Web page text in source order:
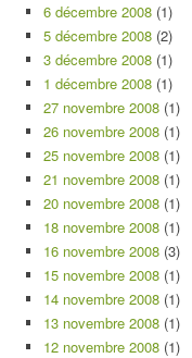
6 décembre 2008 (1)
5 décembre 2008 (2)
3 décembre 2008 (1)
1 décembre 2008 (1)
27 novembre 2008 (1)
26 novembre 2008 (1)
25 novembre 2008 (1)
21 novembre 2008 (1)
20 novembre 2008 (1)
18 novembre 2008 (1)
16 novembre 2008 (3)
15 novembre 2008 (1)
14 novembre 2008 (1)
13 novembre 2008 (1)
12 novembre 2008 (1)